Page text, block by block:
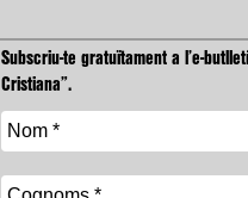
Subscriu-te gratuïtament a l’e-
Cristiana”.